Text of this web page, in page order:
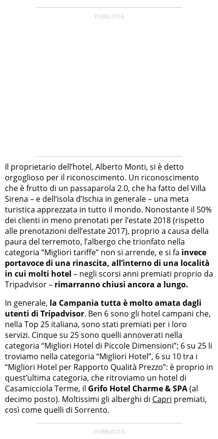
Il proprietario dell’hotel, Alberto Monti, si è detto
orgoglioso per il riconoscimento. Un riconoscimento
che è frutto di un passaparola 2.0, che ha fatto del Villa
Sirena – e dell’isola d’Ischia in generale – una meta
turistica apprezzata in tutto il mondo. Nonostante il 50%
dei clienti in meno prenotati per l’estate 2018 (rispetto
alle prenotazioni dell’estate 2017), proprio a causa della
paura del terremoto, l’albergo che trionfato nella
categoria “Migliori tariffe” non si arrende, e si fa invece
portavoce di una rinascita, all’interno di una località
in cui molti hotel – negli scorsi anni premiati proprio da
Tripadvisor – rimarranno chiusi ancora a lungo.
In generale, la Campania tutta è molto amata dagli
utenti di Tripadvisor. Ben 6 sono gli hotel campani che,
nella Top 25 italiana, sono stati premiati per i loro
servizi. Cinque su 25 sono quelli annoverati nella
categoria “Migliori Hotel di Piccole Dimensioni”; 6 su 25 li
troviamo nella categoria “Migliori Hotel”, 6 su 10 tra i
“Migliori Hotel per Rapporto Qualità Prezzo”: è proprio in
quest’ultima categoria, che ritroviamo un hotel di
Casamicciola Terme, il Grifo Hotel Charme & SPA(al
decimo posto). Moltissimi gli alberghi di Capri premiati,
così come quelli di Sorrento.